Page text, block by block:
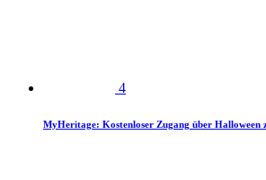
4
MyHeritage: Kostenloser Zugang über Halloween